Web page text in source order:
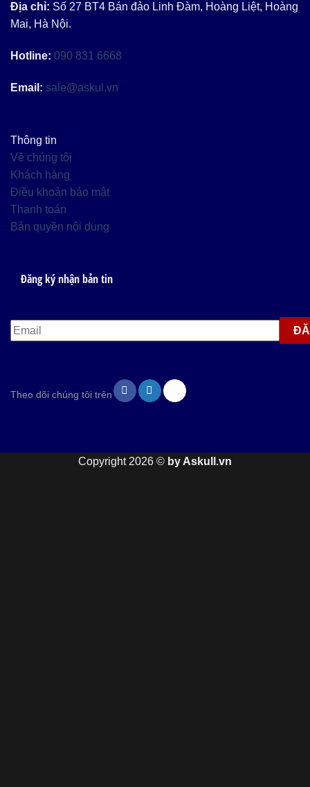
Địa chỉ: Số 27 BT4 Bán đảo Linh Đàm, Hoàng Liệt, Hoàng
Mai, Hà Nội.
Hotline: 090 831 6668
Email: sale@askul.vn
Thông tin
Về chúng tôi
Khách hàng
Điều khoản bảo mật
Thanh toán
Bản quyền nội dung
Đăng ký nhận bản tin
Theo dõi chúng tôi trên
Copyright 2026 © by Askull.vn